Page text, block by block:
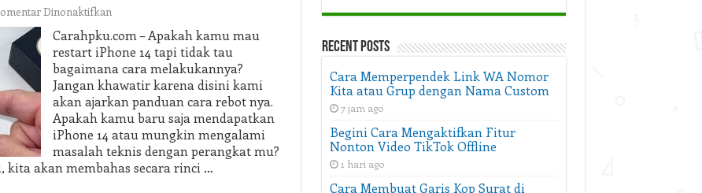
Dinonaktifkanpada
Restart
iPhone
14
Tanpa
Touchscreen
dan
Tombol
Power
Carahpku.com – Apakah kamu mau
restart iPhone 14 tapi tidak tau
bagaimana cara melakukannya?
Jangan khawatir karena disini kami
akan ajarkan panduan cara rebot nya.
Apakah kamu baru saja mendapatkan
iPhone 14 atau mungkin mengalami
masalah teknis dengan perangkat mu?
akan membahas secara rinci …
Recent Posts
Cara Memperpendek Link WA Nomor
Kita atau Grup dengan Nama Custom
7 jam ago
Begini Cara Mengaktifkan Fitur
Nonton Video TikTok Offline
1 hari ago
Cara Membuat Garis Kop Surat di